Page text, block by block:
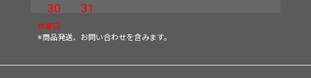
30
31
休業日
※商品発送、お問い合わせを含みます。